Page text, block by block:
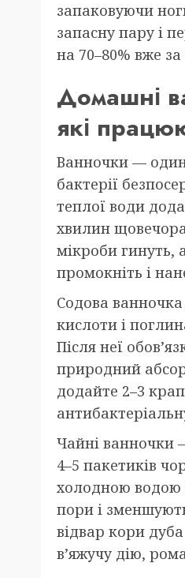
запаковуючи
запасну пару і
на 70–80% вже за
Домашні
які
Ванночки — один
бактерії
теплої води
хвилин
мікроби гинуть,
промокніть і
Содова
кислоти і
Після неї
природний
додайте 2–3
Чайні ванночки
4–5 пакетиків
холодною водою
пори і
відвар кори
в’яжучу дію,